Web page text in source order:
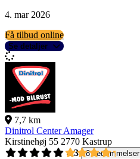
4. mar 2026
Få tilbud online
Se detaljer
7,7 km
Dinitrol Center Amager
Kirstinehøj 55 2770 Kastrup
4,3
8 bedømmelser